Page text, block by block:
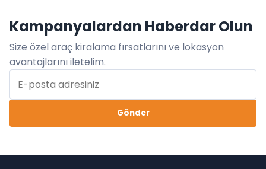
Kampanyalardan Haberdar Olun
Size özel araç kiralama fırsatlarını ve lokasyon
avantajlarını iletelim.
Gönder